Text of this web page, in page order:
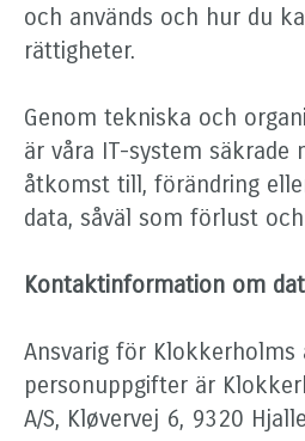
och används och hur du
rättigheter.
Genom tekniska och
är våra IT-system säkrade
åtkomst till, förändring
data, såväl som förlust
Kontaktinformation om
Ansvarig för Klokkerholms
personuppgifter är
A/S, Kløvervej 6, 9320